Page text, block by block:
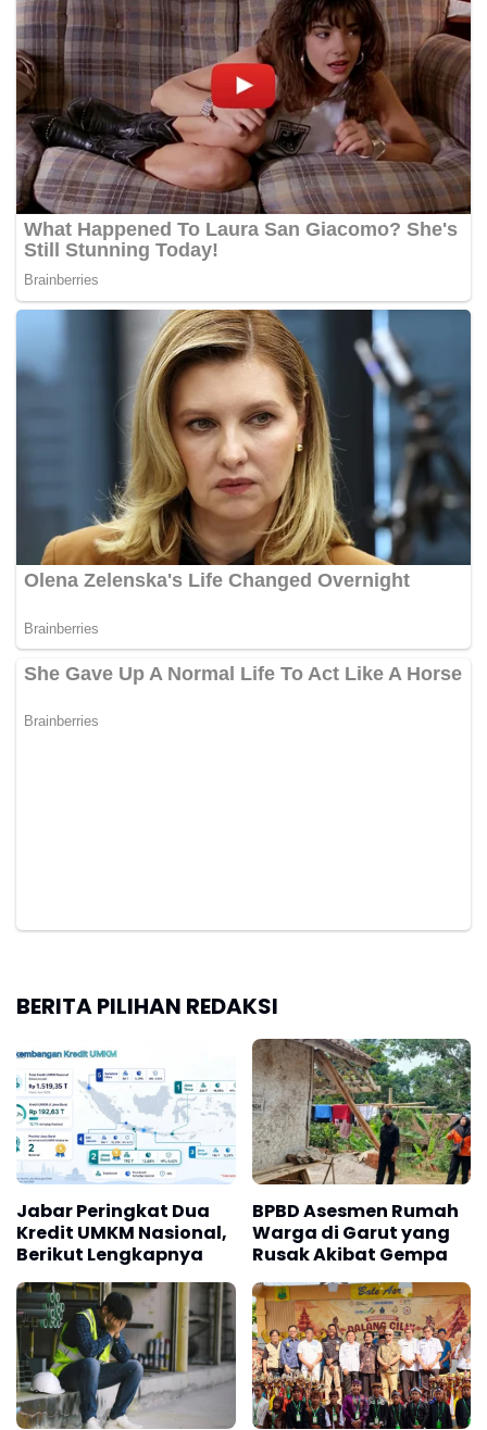
BERITA PILIHAN REDAKSI
Jabar Peringkat Dua
Kredit UMKM Nasional,
Berikut Lengkapnya
BPBD Asesmen Rumah
Warga di Garut yang
Rusak Akibat Gempa